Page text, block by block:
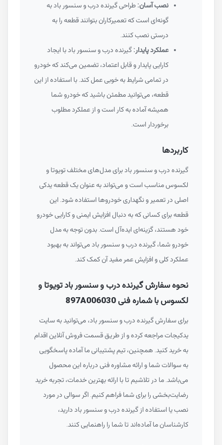
نصب آسان:طراحی گیرنده درب و سنسور باد به
گونه‌ای است که تعمیرکاران بتوانند قطعه را به
درستی نصب کنند.
عملکرد پایدار:گیرنده درب و سنسور باد با ایجاد
کارایی پایدار و قابل اعتماد، تضمین می‌کند که خودرو
در تمامی شرایط به خوبی عمل کند. با استفاده از این
قطعه، می‌توانید مطمئن باشید که خودرو شما
همیشه آماده به کار است و از عملکرد مطلوب
برخوردار است.
کاربردها
گیرنده درب و سنسور باد برای مدل‌های مختلف تویوتا و
لکسوس مناسب است و می‌تواند به عنوان یک قطعه یدکی
اصلی در تعمیر و نگهداری خودروها استفاده شود. این
قطعه برای کسانی که به دنبال افزایش ایمنی و کارایی خودرو
خود هستند، گزینه‌ای ایده‌آل است. بدون توجه به مدل
خودرو شما، گیرنده درب و سنسور باد می‌تواند به بهبود
عملکرد کلی و افزایش عمر مفید آن کمک کند.
نحوه سفارش گیرنده درب و سنسور باد تویوتا و
لکسوس با شماره فنی 897A006030
برای سفارش گیرنده درب و سنسور باد، می‌توانید به سایت
یدکیجات مراجعه کرده و از طریق قسمت فروش آنلاین اقدام
به خرید کنید. همچنین، تیم پشتیبانی ما آماده پاسخگویی
به سوالات شما و ارائه مشاوره فنی درباره این محصول
می‌باشد. ما در تلاشیم تا با ارائه بهترین خدمات، تجربه خرید
رضایت‌بخشی را برای شما فراهم کنیم. اگر سوالی در مورد
نصب یا استفاده از گیرنده درب و سنسور باد دارید،
کارشناسان ما آماده‌اند تا شما را راهنمایی کنند.